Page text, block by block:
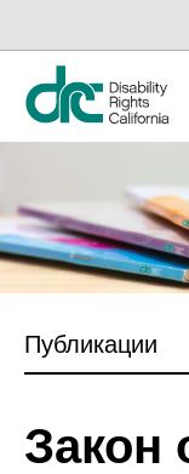
к
основному
содержанию
Публикации
Закон